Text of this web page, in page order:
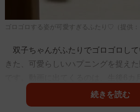
ゴロゴロする姿が可愛すぎるふたり♡（提供：
双子ちゃんがふたりでゴロゴロし
きた、可愛らしいハプニングを捉え
いながらも、個性が見られるふたり
る♡」「忍び寄るいたずらっ子の片割
続きを読む